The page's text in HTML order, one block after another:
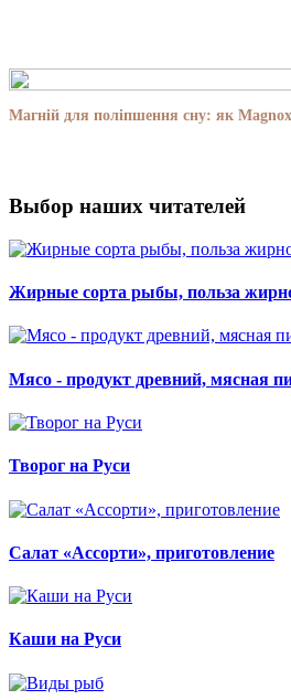
Магній для поліпшення сну: як
Выбор наших читателей
Жирные сорта рыбы, польза
Мясо - продукт древний, мясная
Творог на Руси
Салат «Ассорти», приготовление
Каши на Руси